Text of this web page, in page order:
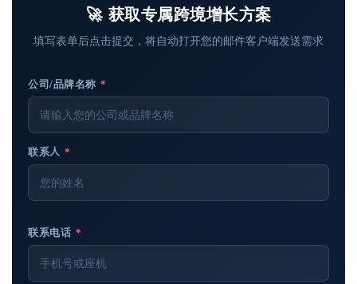
🚀 获取专属跨境增长方案
填写表单后点击提交，将自动打开您的邮件客户端发送需求
公司/品牌名称 *
联系人 *
联系电话 *